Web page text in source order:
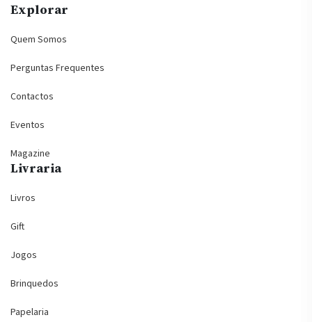
Explorar
Quem Somos
Perguntas Frequentes
Contactos
Eventos
Magazine
Livraria
Livros
Gift
Jogos
Brinquedos
Papelaria